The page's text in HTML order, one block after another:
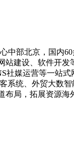
中部北京，国内
建设、软件开
社媒运营等一站
系统、外贸大数
局，拓展资源海